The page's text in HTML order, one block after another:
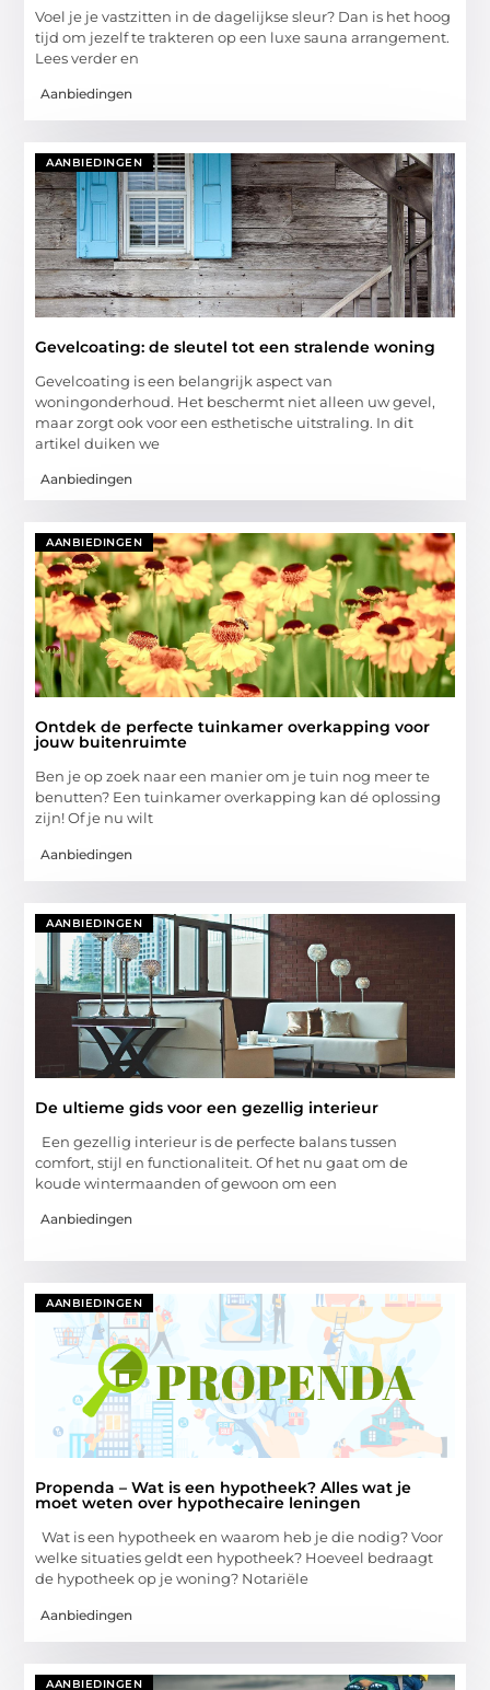
Voel je je vastzitten in de dagelijkse sleur? Dan is het hoog
tijd om jezelf te trakteren op een luxe sauna arrangement.
Lees verder en
Aanbiedingen
AANBIEDINGEN
Gevelcoating: de sleutel tot een stralende woning
Gevelcoating is een belangrijk aspect van
woningonderhoud. Het beschermt niet alleen uw gevel,
maar zorgt ook voor een esthetische uitstraling. In dit
artikel duiken we
Aanbiedingen
AANBIEDINGEN
Ontdek de perfecte tuinkamer overkapping voor
jouw buitenruimte
Ben je op zoek naar een manier om je tuin nog meer te
benutten? Een tuinkamer overkapping kan dé oplossing
zijn! Of je nu wilt
Aanbiedingen
AANBIEDINGEN
De ultieme gids voor een gezellig interieur
Een gezellig interieur is de perfecte balans tussen
comfort, stijl en functionaliteit. Of het nu gaat om de
koude wintermaanden of gewoon om een
Aanbiedingen
AANBIEDINGEN
Propenda – Wat is een hypotheek? Alles wat je
moet weten over hypothecaire leningen
Wat is een hypotheek en waarom heb je die nodig? Voor
welke situaties geldt een hypotheek? Hoeveel bedraagt
de hypotheek op je woning? Notariële
Aanbiedingen
AANBIEDINGEN